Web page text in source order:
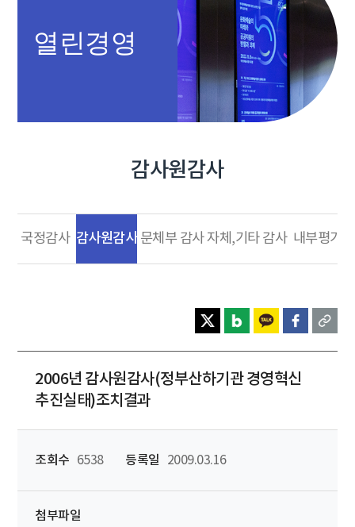
열린경영
감사원감사
국정감사 감사원감사 문체부 감사자체,기타 감사 내부평가
2006년 감사원감사(정부산하기관 경영혁신
추진실태)조치결과
조회수 6538 등록일 2009.03.16
첨부파일